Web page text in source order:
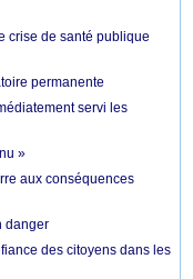
crise de santé publique
permanente
servi les
»
aux conséquences
danger
des citoyens dans les